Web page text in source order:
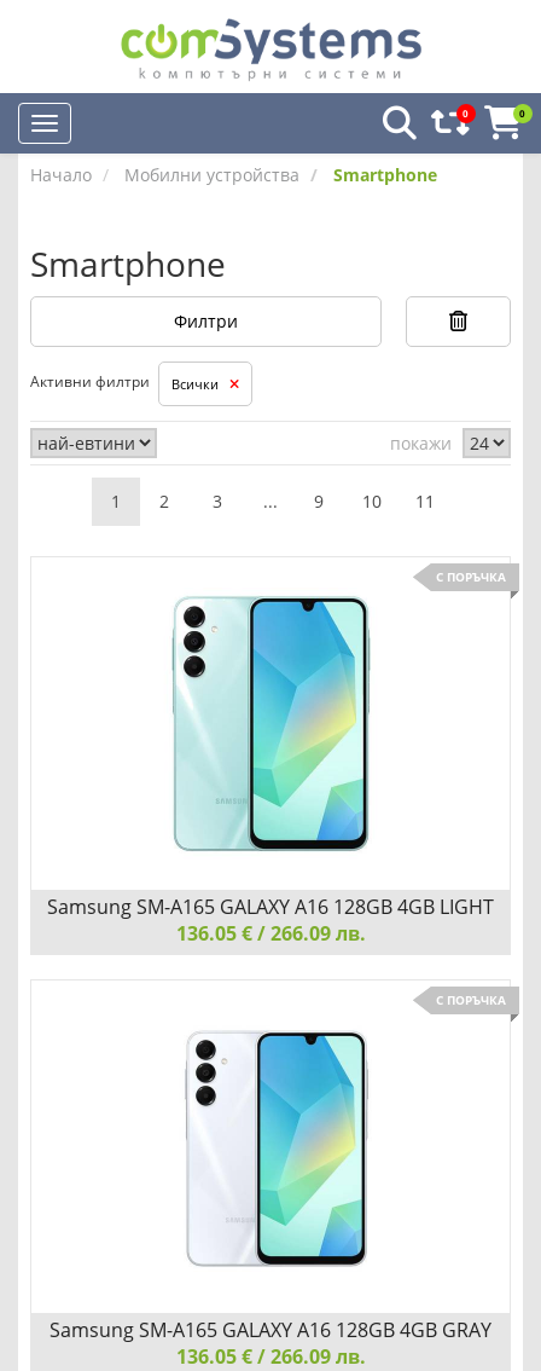
0 0
Начало Мобилни устройства Smartphone
Smartphone
Филтри
Активни филтри Всички
покажи
1 2 3 ... 9 10 11
С ПОРЪЧКА
Samsung SM-A165 GALAXY A16 128GB 4GB LIGHT GREEN
СВЕЖ ДИЗАЙН И ТЪНЪК КОРПУС
Samsung SM-A165 GALAXY A16 128GB 4GB LIGHT
GREEN
136.05 € / 266.09 лв.
С ПОРЪЧКА
Samsung SM-A165 GALAXY A16 128GB 4GB GRAY
136.05 € / 266.09 лв.